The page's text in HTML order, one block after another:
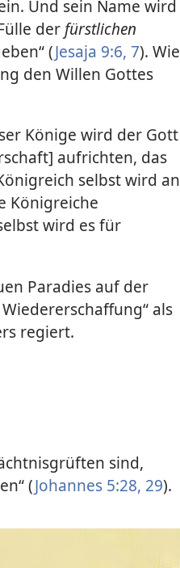
Und sein Name wird
der fürstlichen
(Jesaja 9:6, 7). Wie
den Willen Gottes
Könige wird der Gott
aufrichten, das
selbst wird an
Königreiche
wird es für
Paradies auf der
als
regiert.
sind,
(Johannes 5:28, 29).